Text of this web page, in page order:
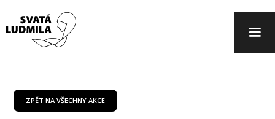
ZPĚT NA VŠECHNY AKCE